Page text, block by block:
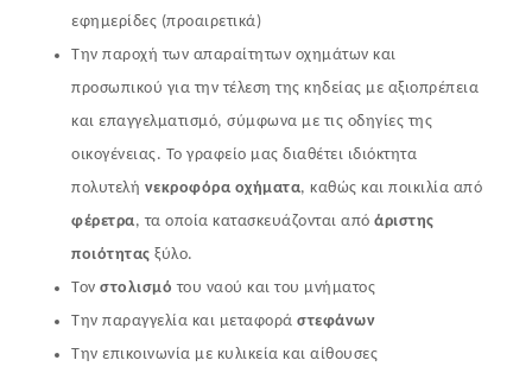
εφημερίδες (προαιρετικά)
Την παροχή των απαραίτητων οχημάτων και
προσωπικού για την τέλεση της κηδείας με αξιοπρέπεια
και επαγγελματισμό, σύμφωνα με τις οδηγίες της
οικογένειας. Το γραφείο μας διαθέτει ιδιόκτητα
πολυτελή νεκροφόρα οχήματα, καθώς και ποικιλία από
φέρετρα, τα οποία κατασκευάζονται από άριστης
ποιότητας ξύλο.
Τον στολισμότου ναού και του μνήματος
Την παραγγελία και μεταφορά στεφάνων
Την επικοινωνία με κυλικεία και αίθουσες